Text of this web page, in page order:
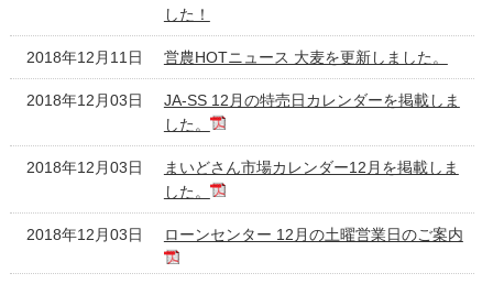
した！
2018年12月11日 営農HOTニュース 大麦を更新しました。
2018年12月03日
JA-SS 12月の特売日カレンダーを掲載しま
した。
2018年12月03日
まいどさん市場カレンダー12月を掲載しま
した。
2018年12月03日 ローンセンター 12月の土曜営業日のご案内